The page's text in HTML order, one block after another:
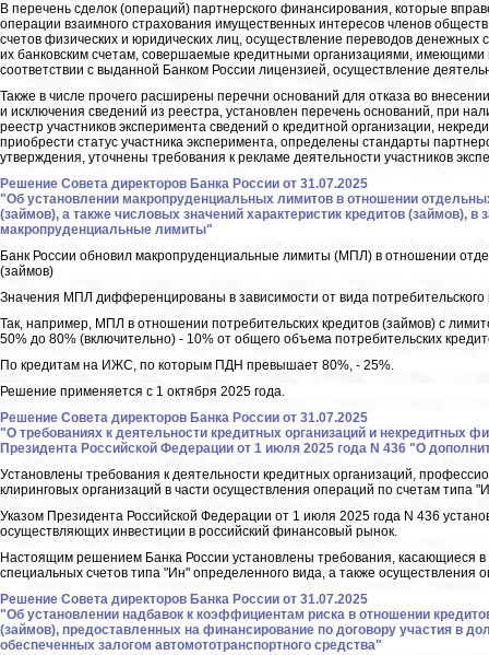
В перечень сделок (операций) партнерского финансирования, которые
операции взаимного страхования имущественных интересов членов
счетов физических и юридических лиц, осуществление переводов денежных
их банковским счетам, совершаемые кредитными организациями,
соответствии с выданной Банком России лицензией, осуществление
Также в числе прочего расширены перечни оснований для отказа во
и исключения сведений из реестра, установлен перечень оснований, при
реестр участников эксперимента сведений о кредитной организации,
приобрести статус участника эксперимента, определены стандарты
утверждения, уточнены требования к рекламе деятельности участников
Решение Совета директоров Банка России от 31.07.2025
"Об установлении макропруденциальных лимитов в отношении
(займов), а также числовых значений характеристик кредитов (займов),
макропруденциальные лимиты"
Банк России обновил макропруденциальные лимиты (МПЛ) в отношении
(займов)
Значения МПЛ дифференцированы в зависимости от вида
Так, например, МПЛ в отношении потребительских кредитов (займов) с
50% до 80% (включительно) - 10% от общего объема потребительских
По кредитам на ИЖС, по которым ПДН превышает 80%, - 25%.
Решение применяется с 1 октября 2025 года.
Решение Совета директоров Банка России от 31.07.2025
"О требованиях к деятельности кредитных организаций и некредитных
Президента Российской Федерации от 1 июля 2025 года N 436 "О
Установлены требования к деятельности кредитных организаций,
клиринговых организаций в части осуществления операций по счетам типа
Указом Президента Российской Федерации от 1 июля 2025 года N 436
осуществляющих инвестиции в российский финансовый рынок.
Настоящим решением Банка России установлены требования, касающиеся
специальных счетов типа "Ин" определенного вида, а также осуществления
Решение Совета директоров Банка России от 31.07.2025
"Об установлении надбавок к коэффициентам риска в отношении
(займов), предоставленных на финансирование по договору участия в
обеспеченных залогом автомототранспортного средства"